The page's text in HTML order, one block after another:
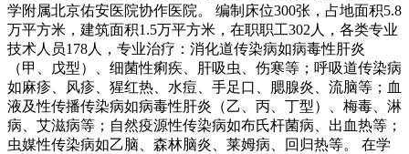
学附属北京佑安医院协作医院。 编制床位300张，占地面积5.8
万平方米，建筑面积1.5万平方米，在职职工302人，各类专业
技术人员178人，专业治疗：消化道传染病如病毒性肝炎
（甲、戊型）、细菌性痢疾、肝吸虫、伤寒等；呼吸道传染病
如麻疹、风疹、猩红热、水痘、手足口、腮腺炎、流脑等；血
液及性传播传染病如病毒性肝炎（乙、丙、丁型）、梅毒、淋
病、艾滋病等；自然疫源性传染病如布氏杆菌病、出血热等；
虫媒性传染病如乙脑、森林脑炎、莱姆病、回归热等。 在学